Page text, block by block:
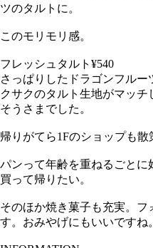
ツのタルトに。
このモリモリ感。
フレッシュタルト¥540
さっぱりしたドラゴンフル
クサクのタルト生地がマッ
そうさまでした。
帰りがてら1Fのショップも散
パンって年齢を重ねるごと
買って帰りたい。
そのほか焼き菓子も充実。フ
す。おみやげにもいいですね。